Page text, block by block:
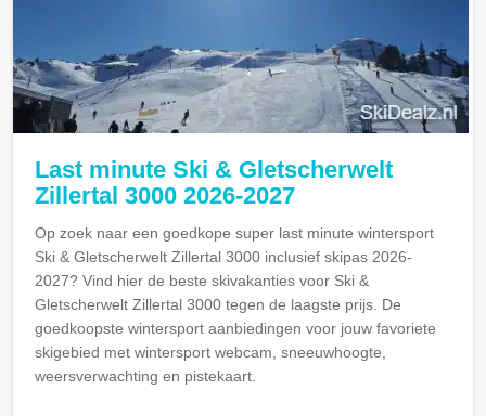
Last minute Ski & Gletscherwelt
Zillertal 3000 2026-2027
Op zoek naar een goedkope super last minute wintersport
Ski & Gletscherwelt Zillertal 3000 inclusief skipas 2026-
2027? Vind hier de beste skivakanties voor Ski &
Gletscherwelt Zillertal 3000 tegen de laagste prijs. De
goedkoopste wintersport aanbiedingen voor jouw favoriete
skigebied met wintersport webcam, sneeuwhoogte,
weersverwachting en pistekaart.